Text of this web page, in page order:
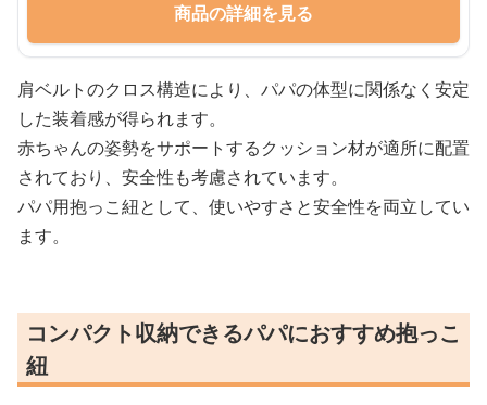
商品の詳細を見る
肩ベルトのクロス構造により、パパの体型に関係なく安定
した装着感が得られます。
赤ちゃんの姿勢をサポートするクッション材が適所に配置
されており、安全性も考慮されています。
パパ用抱っこ紐として、使いやすさと安全性を両立してい
ます。
コンパクト収納できるパパにおすすめ抱っこ
紐